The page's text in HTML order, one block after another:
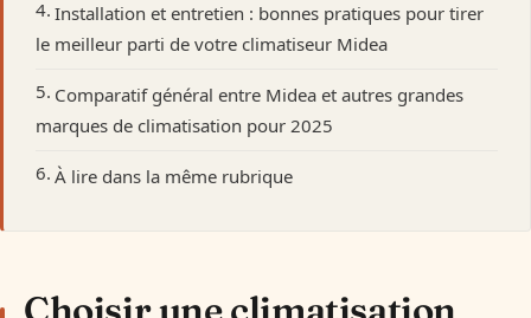
Installation et entretien : bonnes pratiques pour tirer
le meilleur parti de votre climatiseur Midea
Comparatif général entre Midea et autres grandes
marques de climatisation pour 2025
À lire dans la même rubrique